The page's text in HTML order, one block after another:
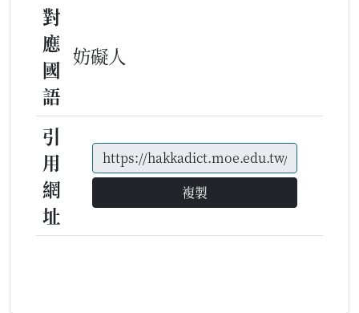
對
應
國
語
妨礙人
引
用
網
址
複製